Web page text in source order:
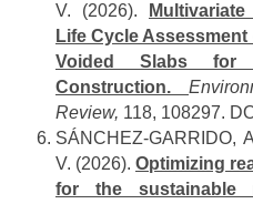
V. (2026).
Life Cycle
Voided Slabs for
Construction.
Review, 118, 108297.
SÁNCHEZ-GARRIDO,
V. (2026). Optimizing
for the sustainable